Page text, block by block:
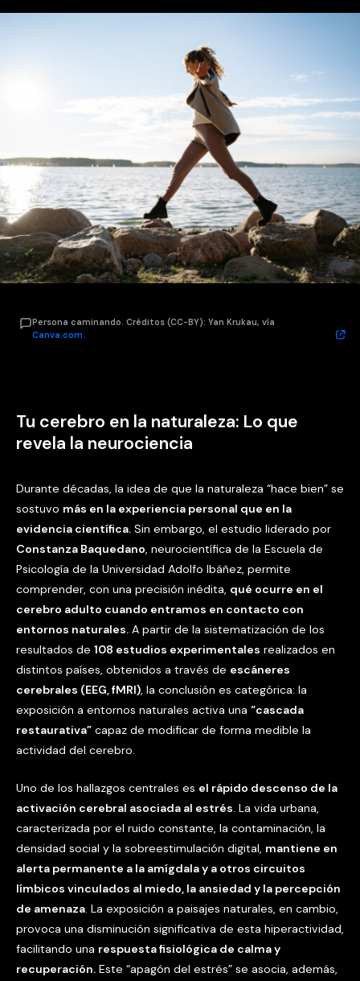
Persona caminando. Créditos (CC-BY): Yan Krukau, vía
Canva.com.
Tu cerebro en la naturaleza: Lo que
revela la neurociencia
Durante décadas, la idea de que la naturaleza “hace bien” se
sostuvo más en la experiencia personal que en la
evidencia científica. Sin embargo, el estudio liderado por
Constanza Baquedano, neurocientífica de la Escuela de
Psicología de la Universidad Adolfo Ibáñez, permite
comprender, con una precisión inédita, qué ocurre en el
cerebro adulto cuando entramos en contacto con
entornos naturales. A partir de la sistematización de los
resultados de 108 estudios experimentales realizados en
distintos países, obtenidos a través de escáneres
cerebrales (EEG, fMRI), la conclusión es categórica: la
exposición a entornos naturales activa una “cascada
restaurativa” capaz de modificar de forma medible la
actividad del cerebro.
Uno de los hallazgos centrales es el rápido descenso de la
activación cerebral asociada al estrés. La vida urbana,
caracterizada por el ruido constante, la contaminación, la
densidad social y la sobreestimulación digital, mantiene en
alerta permanente a la amígdala y a otros circuitos
límbicos vinculados al miedo, la ansiedad y la percepción
de amenaza. La exposición a paisajes naturales, en cambio,
provoca una disminución significativa de esta hiperactividad,
facilitando una respuesta fisiológica de calma y
recuperación. Este “apagón del estrés” se asocia, además,